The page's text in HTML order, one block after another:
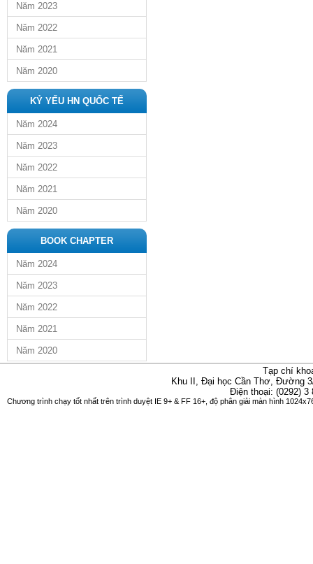
Năm 2023
Năm 2022
Năm 2021
Năm 2020
KỶ YẾU HN QUỐC TẾ
Năm 2024
Năm 2023
Năm 2022
Năm 2021
Năm 2020
BOOK CHAPTER
Năm 2024
Năm 2023
Năm 2022
Năm 2021
Năm 2020
Tạp chí
Khu II, Đại học Cần Thơ, Đường
Điện thoại: (0292)
Chương trình chạy tốt nhất trên trình duyệt IE 9+ & FF 16+, độ phân giải màn hình